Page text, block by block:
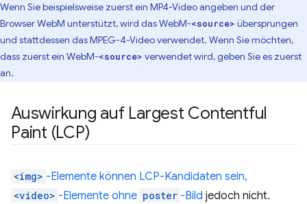
Wenn Sie beispielsweise zuerst ein MP4-Video angeben und der
Browser WebM unterstützt, wird das WebM-<source> übersprungen
und stattdessen das MPEG-4-Video verwendet. Wenn Sie möchten,
dass zuerst ein WebM-<source> verwendet wird, geben Sie es zuerst
an.
Auswirkung auf Largest Contentful
Paint (LCP)
<img> -Elemente können LCP-Kandidaten sein,
<video> -Elemente ohne poster -Bild jedoch nicht.